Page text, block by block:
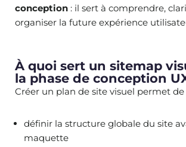
conception : il sert à comprendre,
organiser la future expérience
À quoi sert un sitemap
la phase de conception
Créer un plan de site visuel permet de
définir la structure globale du site
maquette